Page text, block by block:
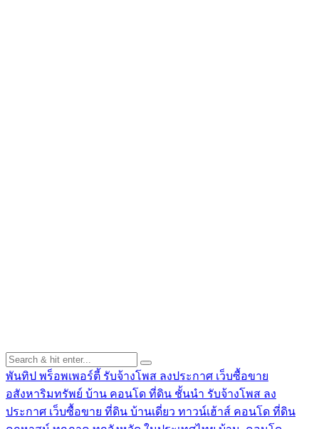
พันทิป พร็อพเพอร์ตี้ รับจ้างโพส ลงประกาศ เว็บซื้อขาย
อสังหาริมทรัพย์ บ้าน คอนโด ที่ดิน ชั้นนำ รับจ้างโพส ลง
ประกาศ เว็บซื้อขาย ที่ดิน บ้านเดี่ยว ทาวน์เฮ้าส์ คอนโด ที่ดิน